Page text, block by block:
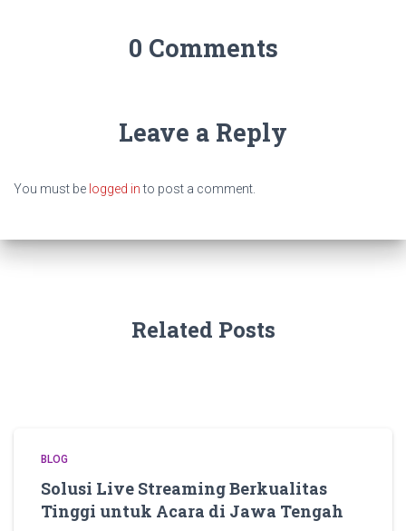
0 Comments
Leave a Reply
You must be logged into post a comment.
Related Posts
BLOG
Solusi Live Streaming Berkualitas
Tinggi untuk Acara di Jawa Tengah